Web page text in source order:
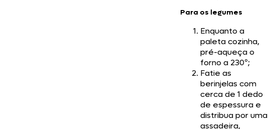
Para os legumes
Enquanto a
paleta cozinha,
pré-aqueça o
forno a 230º;
Fatie as
berinjelas com
cerca de 1 dedo
de espessura e
distribua por uma
assadeira,